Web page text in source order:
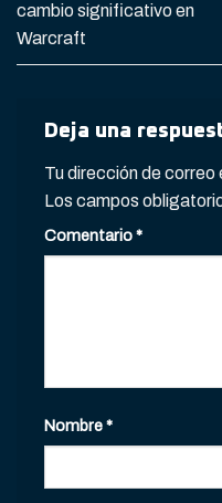
cambio significativo en
Warcraft
Deja una
Tu dirección de
Los campos
Comentario*
Nombre*